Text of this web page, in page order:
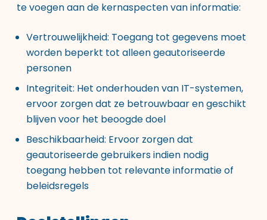
te voegen aan de kernaspecten van informatie:
Vertrouwelijkheid: Toegang tot gegevens moet
worden beperkt tot alleen geautoriseerde
personen
Integriteit: Het onderhouden van IT-systemen,
ervoor zorgen dat ze betrouwbaar en geschikt
blijven voor het beoogde doel
Beschikbaarheid: Ervoor zorgen dat
geautoriseerde gebruikers indien nodig
toegang hebben tot relevante informatie of
beleidsregels